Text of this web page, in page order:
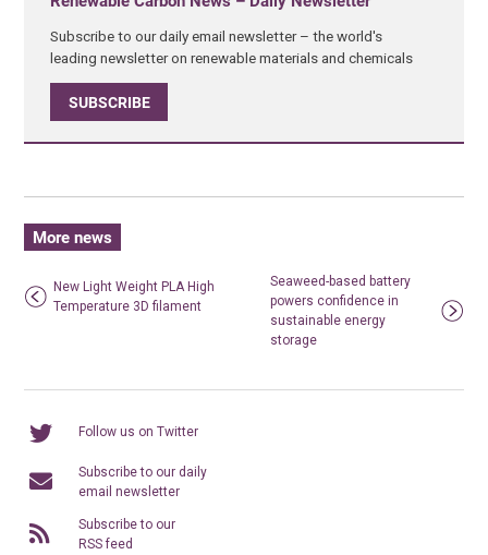
Subscribe to our daily email newsletter – the world's
leading newsletter on renewable materials and chemicals
SUBSCRIBE
More news
New Light Weight PLA High
Temperature 3D filament
Seaweed-based battery
powers confidence in
sustainable energy
storage
Follow us on Twitter
Subscribe to our daily
email newsletter
Subscribe to our
RSS feed